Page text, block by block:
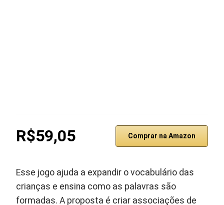
R$59,05 Comprar na Amazon
Esse jogo ajuda a expandir o vocabulário das
crianças e ensina como as palavras são
formadas. A proposta é criar associações de